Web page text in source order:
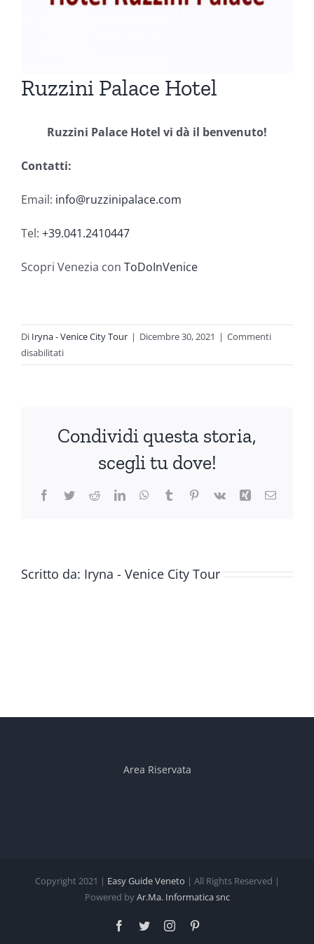
Ruzzini Palace Hotel
Ruzzini Palace Hotel vi dà il benvenuto!
Contatti:
Email: info@ruzzinipalace.com
Tel: +39.041.2410447
Scopri Venezia con ToDoInVenice
Di Iryna - Venice City Tour | Dicembre 30, 2021 | Commenti
disabilitatisu
Ruzzini
Condividi questa storia,
scegli tu dove!
Facebook
TwitterRedditLinkedInWhatsApp
TumblrPinterest
Vk Xing Email
Scritto da: Iryna - Venice City Tour
Area Riservata
Copyright 2021 | Easy Guide Veneto | All Rights Reserved |
Powered byAr.Ma. Informatica snc
Facebook
TwitterInstagram